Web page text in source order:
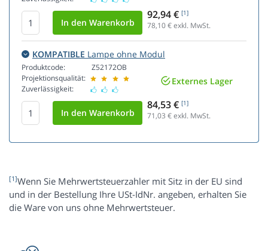
92,94 € [1]
78,10€ exkl. MwSt.
KOMPATIBLE Lampe ohne Modul
Produktcode:
Projektionsqualität:
Zuverlässigkeit:
Z52172OB
Externes Lager
84,53 € [1]
71,03 € exkl. MwSt.
[1]Wenn Sie Mehrwertsteuerzahler mit Sitz in der EU sind
und in der Bestellung Ihre USt-IdNr. angeben, erhalten Sie
die Ware von uns ohne Mehrwertsteuer.